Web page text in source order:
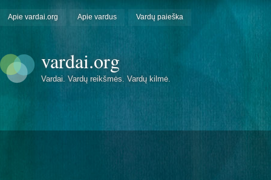
Apie vardai.org Apie vardus Vardų paieška
vardai.org
Vardai. Vardų reikšmės. Vardų kilmė.